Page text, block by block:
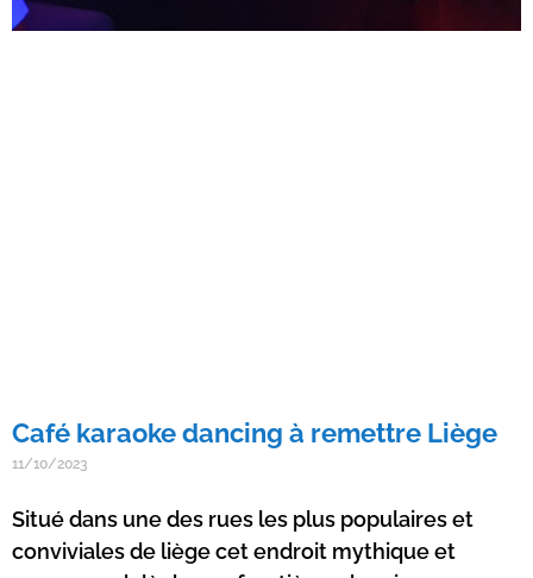
Café karaoke dancing à remettre Liège
11/10/2023
Situé dans une des rues les plus populaires et
conviviales de liège cet endroit mythique et